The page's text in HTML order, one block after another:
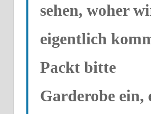
sehen, woher
eigentlich
Packt bitte
Garderobe ein,